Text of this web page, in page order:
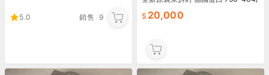
5.0 銷售 9 20,000